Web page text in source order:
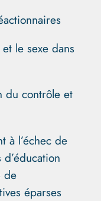
le sexe dans
du contrôle et
à l’échec de
de
éparses